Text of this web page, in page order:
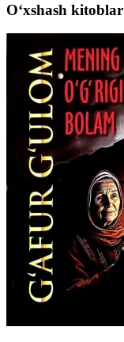
Oʻxshash kitoblar